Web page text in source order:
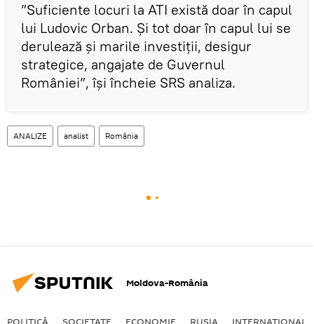
”Suficiente locuri la ATI există doar în capul
lui Ludovic Orban. Și tot doar în capul lui se
derulează și marile investiții, desigur
strategice, angajate de Guvernul
României”, își încheie SRS analiza.
ANALIZE analist România
Moldova-România
POLITICĂ SOCIETATE ECONOMIE RUSIA INTERNAŢIONAL